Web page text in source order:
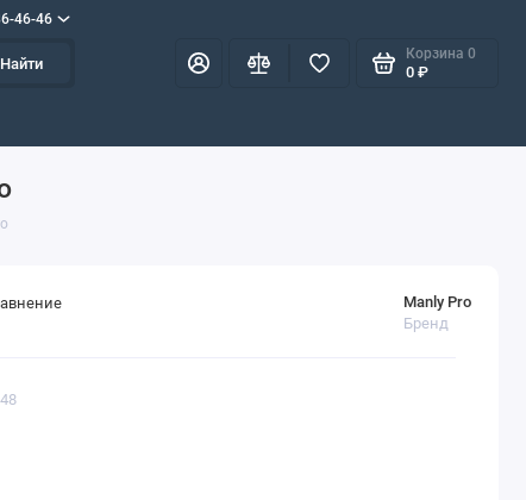
46-46
Найти
Корзина 0
0 ₽
Manly Pro
Бренд